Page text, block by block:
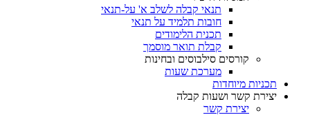
תנאי קבלה לשלב א' על-תנאי
חובות תלמיד על תנאי
תכנית הלימודים
קבלת תואר מוסמך
קורסים סילבוסים ובחינות
מערכת שעות
תכניות מיוחדות
יצירת קשר ושעות קבלה
יצירת קשר